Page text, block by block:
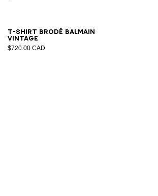
T-shirt brodé Balmain
Vintage
$720.00 CAD
XSS MLXL2XL